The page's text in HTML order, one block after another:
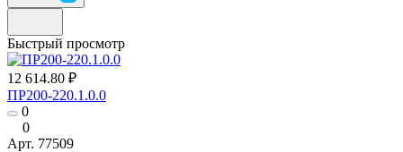
Быстрый просмотр
12 614.80 ₽
ПР200-220.1.0.0
0
0
Арт. 77509